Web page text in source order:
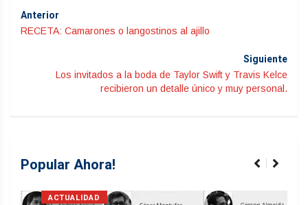
Anterior
RECETA: Camarones o langostinos al ajillo
Siguiente
Los invitados a la boda de Taylor Swift y Travis Kelce
recibieron un detalle único y muy personal.
Popular Ahora!
ACTUALIDAD